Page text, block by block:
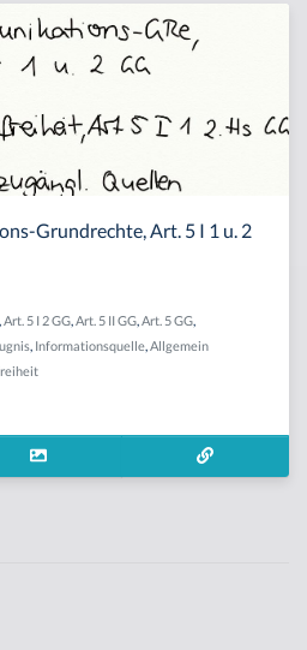
Grundrechte, Art. 5 I 1 u. 2
Art. 5 I 2 GG Art. 5 II GG Art. 5 GG
Informationsquelle Allgemein